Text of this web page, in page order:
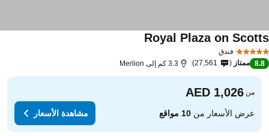
فندق
Royal Plaza on
8.8 ممتاز 27,561 3.3 كم إلى Merlion
من
عرض الأسعار من10 مواقع مشاهدة الأسعار